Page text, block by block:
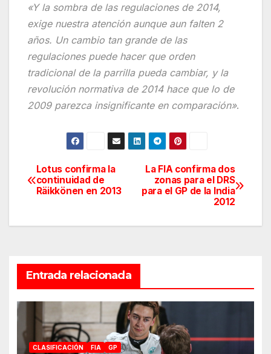
«Y la sombra de las regulaciones de 2014,
exige nuestra atención aunque aun falten 2
años. Un cambio tan grande de las
regulaciones puede hacer que orden
tradicional de la parrilla pueda cambiar, y la
revolución normativa de 2014 hace que lo de
2009 parezca insignificante en comparación».
Navegación
de
entradas
La FIA confirma dos
zonas para el DRS
para el GP de la India
2012
Lotus confirma la
continuidad de
Räikkönen en 2013
Entrada relacionada
CLASIFICACIÓN FIA GP